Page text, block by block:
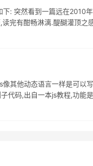
: 突然看到一篇远在2010
完有酣畅淋漓.醍醐灌顶
其他动态语言一样是可以
代码,出自一本js教程,功